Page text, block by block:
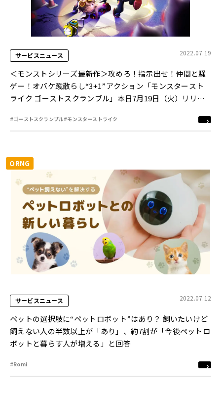
サービスニュース 2022.07.19
＜モンストシリーズ最新作＞攻めろ！指示出せ！仲間と騒
ゲー！オバケ蹴散らし“3+1”アクション「モンスタースト
ライク ゴーストスクランブル」本日7月19日（火）リリー
#ゴーストスクランブル#モンスターストライク
ORNG
サービスニュース 2022.07.12
ペットの選択肢に“ペットロボット”はあり？ 飼いたいけど
飼えない人の半数以上が「あり」、約7割が「今後ペットロ
ボットと暮らす人が増える」と回答
#Romi